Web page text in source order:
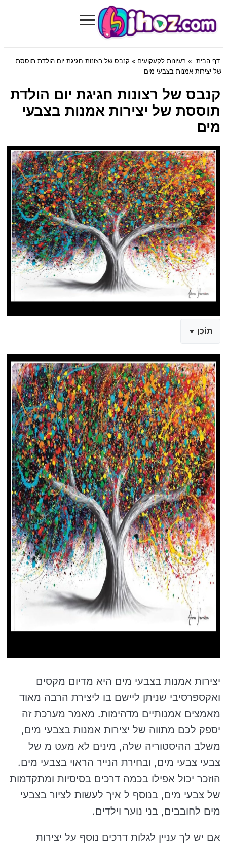
Bihoz.com
≡
דף הבית » רעיונות לקעקועים » קנבס של רצונות חגיגת יום הולדת תוססת
של יצירות אמנות בצבעי מים
קנבס של רצונות חגיגת יום הולדת
תוססת של יצירות אמנות בצבעי
מים
תוֹכֶן
יצירות אמנות בצבעי מים היא מדיום מקסים
ואקספרסיבי שניתן ליישם בו ליצירת הרבה מאוד
מאמצים אמנותיים מדהימות. מאמר מערכת זה
יספק לכם מתווה של יצירות אמנות בצבעי מים,
משלב ההיסטוריה שלה, מינים לא מעט מ של
צבעי צבעי מים, ובחירת הנייר הראוי בצבעי מים.
הוזכר יכול אפילו בכמה דרכים בסיסיות ומתקדמות
של צבעי מים, בנוסף ל איך לעשות לציור בצבעי
מים לחובבים, בני נוער וילדים.
אם יש לך עניין לגלות דרכים נוסף על יצירות